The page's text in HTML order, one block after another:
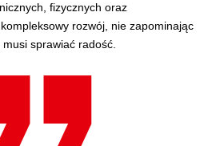
fizycznych oraz
rozwój, nie zapominając
musi sprawiać radość.